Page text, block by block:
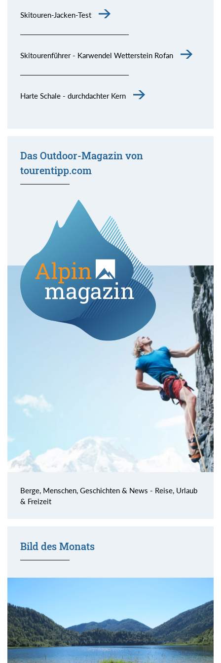
Skitouren-Jacken-Test
Skitourenführer - Karwendel Wetterstein Rofan
Harte Schale - durchdachter Kern
Das Outdoor-Magazin von
tourentipp.com
Berge, Menschen, Geschichten & News - Reise, Urlaub
& Freizeit
Bild des Monats